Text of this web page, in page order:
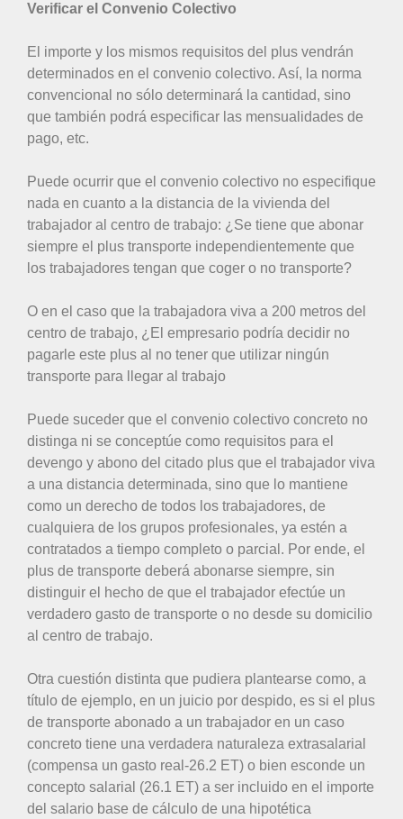
Verificar el Convenio Colectivo
El importe y los mismos requisitos del plus vendrán
determinados en el convenio colectivo. Así, la norma
convencional no sólo determinará la cantidad, sino
que también podrá especificar las mensualidades de
pago, etc.
Puede ocurrir que el convenio colectivo no especifique
nada en cuanto a la distancia de la vivienda del
trabajador al centro de trabajo: ¿Se tiene que abonar
siempre el plus transporte independientemente que
los trabajadores tengan que coger o no transporte?
O en el caso que la trabajadora viva a 200 metros del
centro de trabajo, ¿El empresario podría decidir no
pagarle este plus al no tener que utilizar ningún
transporte para llegar al trabajo
Puede suceder que el convenio colectivo concreto no
distinga ni se conceptúe como requisitos para el
devengo y abono del citado plus que el trabajador viva
a una distancia determinada, sino que lo mantiene
como un derecho de todos los trabajadores, de
cualquiera de los grupos profesionales, ya estén a
contratados a tiempo completo o parcial. Por ende, el
plus de transporte deberá abonarse siempre, sin
distinguir el hecho de que el trabajador efectúe un
verdadero gasto de transporte o no desde su domicilio
al centro de trabajo.
Otra cuestión distinta que pudiera plantearse como, a
título de ejemplo, en un juicio por despido, es si el plus
de transporte abonado a un trabajador en un caso
concreto tiene una verdadera naturaleza extrasalarial
(compensa un gasto real-26.2 ET) o bien esconde un
concepto salarial (26.1 ET) a ser incluido en el importe
del salario base de cálculo de una hipotética